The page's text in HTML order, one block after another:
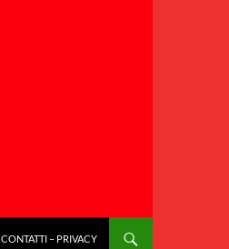
CONTATTI – PRIVACY